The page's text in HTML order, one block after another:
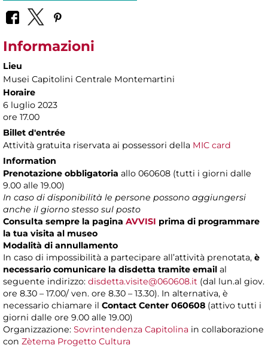
Informazioni
Lieu
Musei Capitolini Centrale Montemartini
Horaire
6 luglio 2023
ore 17.00
Billet d'entrée
Attività gratuita riservata ai possessori della MIC card
Information
Prenotazione obbligatoria allo 060608 (tutti i giorni dalle
9.00 alle 19.00)
In caso di disponibilità le persone possono aggiungersi
anche il giorno stesso sul posto
Consulta sempre la pagina AVVISI prima di programmare
la tua visita al museo
Modalità di annullamento
In caso di impossibilità a partecipare all’attività prenotata, è
necessario comunicare la disdetta tramite email al
seguente indirizzo: disdetta.visite@060608.it (dal lun.al giov.
ore 8.30 – 17.00/ ven. ore 8.30 – 13.30). In alternativa, è
necessario chiamare il Contact Center 060608 (attivo tutti i
giorni dalle ore 9.00 alle 19.00)
Organizzazione: Sovrintendenza Capitolina in collaborazione
con Zètema Progetto Cultura